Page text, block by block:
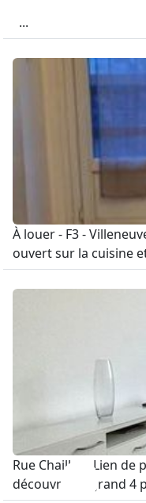
...
À louer - F3 -
ouvert sur la cuisine
Rue Chaillon, Lien de
découvrir ce grand 4